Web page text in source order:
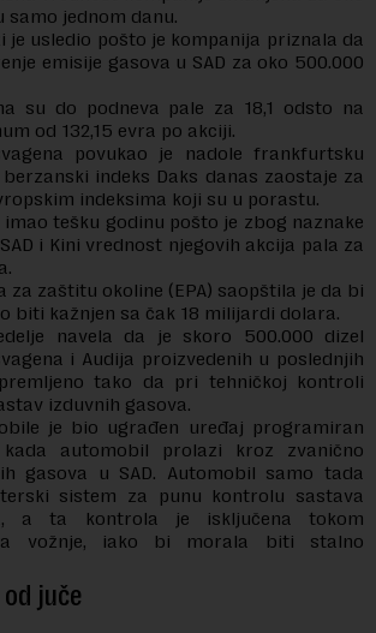
samo jednom danu.
je usledio pošto je kompanija priznala da
emisije gasova u SAD za oko 500.000
su do podneva pale za 18,1 odsto na
od 132,15 evra po akciji.
povukao je nadole frankfurtsku
indeks Daks danas zaostaje za
indeksima koji su u porastu.
imao tešku godinu pošto je zbog naznake
i Kini vrednost njegovih akcija pala za
za zaštitu okoline (EPA) saopštila je da bi
biti kažnjen sa čak 18 milijardi dolara.
navela da je skoro 500.000 dizel
i Audija proizvedenih u poslednjih
tako da pri tehničkoj kontroli
izduvnih gasova.
je bio ugrađen uređaj programiran
automobil prolazi kroz zvanično
gasova u SAD. Automobil samo tada
sistem za punu kontrolu sastava
a ta kontrola je isključena tokom
vožnje, iako bi morala biti stalno
juče